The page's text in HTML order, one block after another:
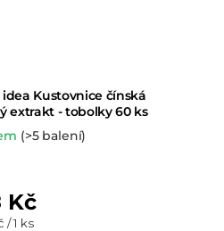
k
t
idea Kustovnice čínská
extrakt - tobolky 60 ks
(>5 balení)
Kč
/ 1 ks